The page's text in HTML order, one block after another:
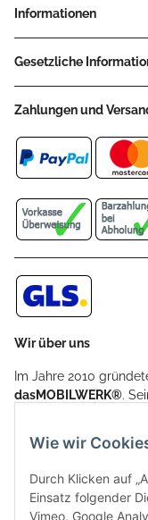
Informationen
Gesetzliche
Zahlungen und
Wir über uns
Im Jahre 2010
dasMOBILWERK®.
ein Car Cover
Aufgrund der vielen
weitere Produkte, wie
Seine Reifenschoner
sind mit
Wie wir
Durch Klicken auf
Einsatz folgender
Vimeo, Google